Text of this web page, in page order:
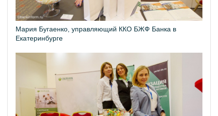
Мария Бугаенко, управляющий ККО БЖФ Банка в
Екатеринбурге